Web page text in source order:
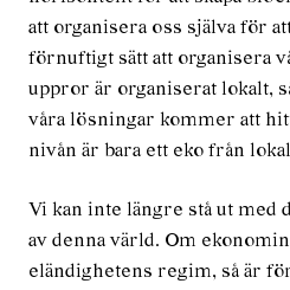
att organisera oss själva för
förnuftigt sätt att organisera
uppror är organiserat lokalt,
våra lösningar kommer att
nivån är bara ett eko från
Vi kan inte längre stå ut med
av denna värld. Om
eländighetens regim, så är